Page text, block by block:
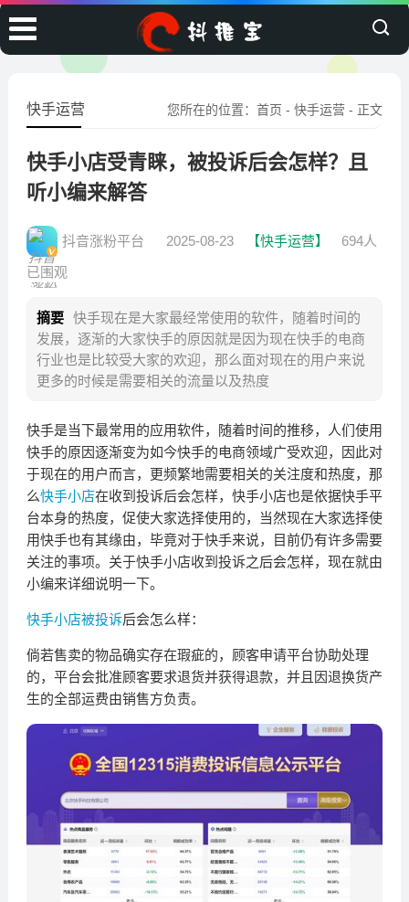
您所在的位置：首页 -快手运营 - 正文
快手运营
快手小店受青睐，被投诉后会怎样？且
听小编来解答
抖音涨粉平台 2025-08-23 【快手运营】
694人
已围观
摘要 快手现在是大家最经常使用的软件，随着时间的
发展，逐渐的大家快手的原因就是因为现在快手的电商
行业也是比较受大家的欢迎，那么面对现在的用户来说
更多的时候是需要相关的流量以及热度
快手是当下最常用的应用软件，随着时间的推移，人们使用
快手的原因逐渐变为如今快手的电商领域广受欢迎，因此对
于现在的用户而言，更频繁地需要相关的关注度和热度，那
么快手小店在收到投诉后会怎样，快手小店也是依据快手平
台本身的热度，促使大家选择使用的，当然现在大家选择使
用快手也有其缘由，毕竟对于快手来说，目前仍有许多需要
关注的事项。关于快手小店收到投诉之后会怎样，现在就由
小编来详细说明一下。
快手小店被投诉后会怎么样：
倘若售卖的物品确实存在瑕疵的，顾客申请平台协助处理
的，平台会批准顾客要求退货并获得退款，并且因退换货产
生的全部运费由销售方负责。